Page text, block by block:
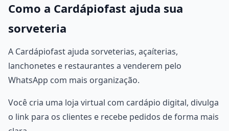
Como a Cardápiofast ajuda sua
sorveteria
A Cardápiofast ajuda sorveterias, açaíterias,
lanchonetes e restaurantes a venderem pelo
WhatsApp com mais organização.
Você cria uma loja virtual com cardápio digital, divulga
o link para os clientes e recebe pedidos de forma mais